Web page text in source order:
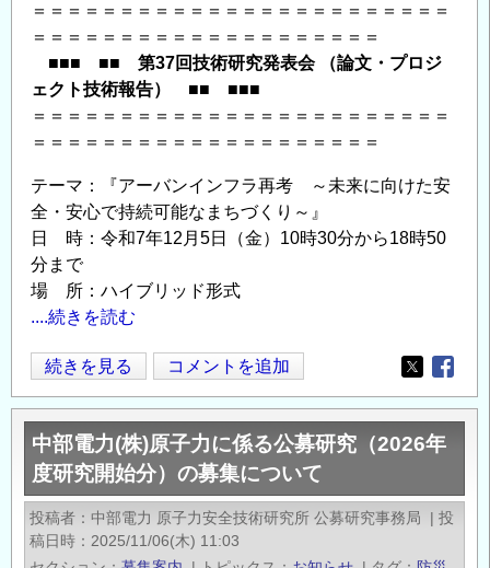
「コ
ン
コ
ム
／
の
＝＝＝＝＝＝＝＝＝＝＝＝＝＝＝＝＝＝＝＝＝＝＝＝
＝＝＝＝＝＝＝＝＝＝＝＝＝＝＝＝＝＝＝＝
■■■ ■■ 第37回技術研究発表会 （論文・プロジ
ェクト技術報告） ■■ ■■■
＝＝＝＝＝＝＝＝＝＝＝＝＝＝＝＝＝＝＝＝＝＝＝＝
＝＝＝＝＝＝＝＝＝＝＝＝＝＝＝＝＝＝＝＝
テーマ：『アーバンインフラ再考 ～未来に向けた安
全・安心で持続可能なまちづくり～』
日 時：令和7年12月5日（金）10時30分から18時50
分まで
場 所：ハイブリッド形式
....続きを読む
◆【12
月
5
日】
第
37
回
技
続きを見る コメントを追加
Opens in
中部電力(株)原子力に係る公募研究（2026年
度研究開始分）の募集について
投稿者 中部電力 原子力安全技術研究所 公募研究事務局 | 投
稿日時
2025/11/06(木) 11:03